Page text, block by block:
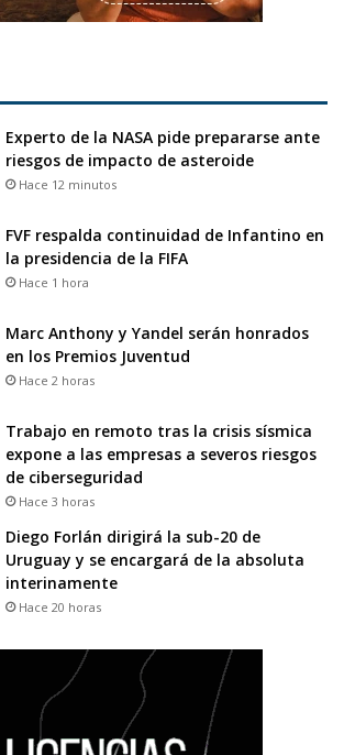
Experto de la NASA pide prepararse ante
riesgos de impacto de asteroide
Hace 12 minutos
FVF respalda continuidad de Infantino en
la presidencia de la FIFA
Hace 1 hora
Marc Anthony y Yandel serán honrados
en los Premios Juventud
Hace 2 horas
Trabajo en remoto tras la crisis sísmica
expone a las empresas a severos riesgos
de ciberseguridad
Hace 3 horas
Diego Forlán dirigirá la sub-20 de
Uruguay y se encargará de la absoluta
interinamente
Hace 20 horas